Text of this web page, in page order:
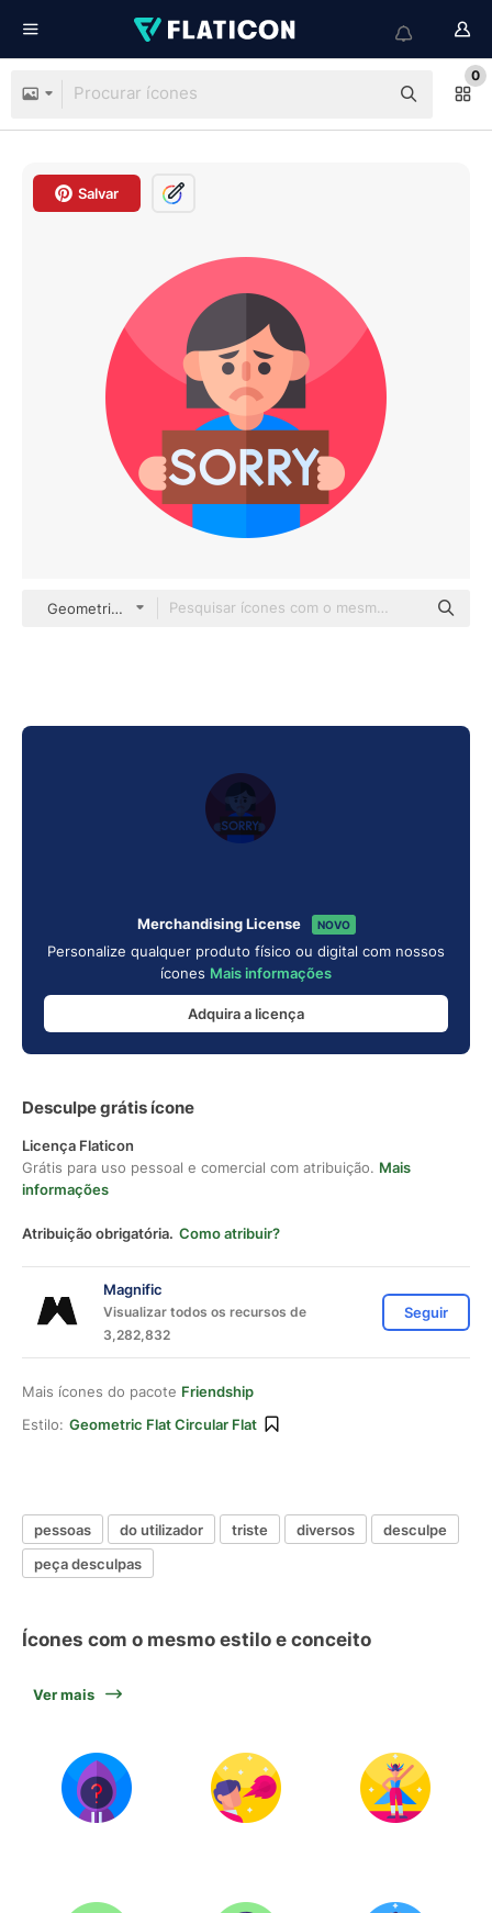
0
Salvar
Geometric Flat Circular Flat
Merchandising License NOVO
Personalize qualquer produto físico ou digital com nossos
ícones Mais informações
Adquira a licença
Desculpe grátis ícone
Licença Flaticon
Grátis para uso pessoal e comercial com atribuição. Mais
informações
Atribuição obrigatória. Como atribuir?
Magnific
Visualizar todos os recursos de
3,282,832
Seguir
Mais ícones do pacote Friendship
Estilo: Geometric Flat Circular Flat
pessoas do utilizador triste diversos
desculpe
peça desculpas
Ícones com o mesmo estilo e conceito
Ver mais